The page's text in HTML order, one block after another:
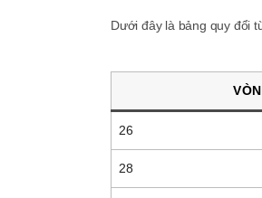
Dưới đây là bảng quy đổi
26
28